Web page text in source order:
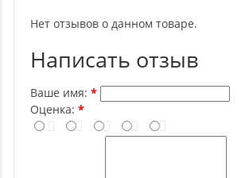
Нет отзывов о данном товаре.
Написать отзыв
Ваше имя:
Оценка: